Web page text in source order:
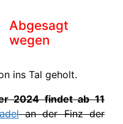
Abgesagt
wegen
ins Tal geholt.
2024 findet ab 11
an der Finz der